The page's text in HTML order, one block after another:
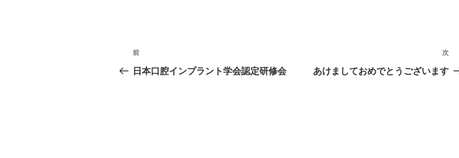
投
稿
過
去
前
日本口腔インプラント学会認定研修会
次
の
次
あけましておめでとうございます